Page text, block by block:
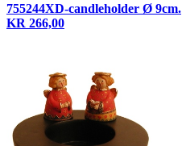
755244XD-candleholder Ø 9cm.
KR 266,00